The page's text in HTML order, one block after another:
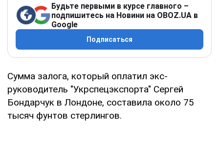
Будьте первыми в курсе главного –
подпишитесь на Новини на OBOZ.UA в
Google
Подписаться
Сумма залога, который оплатил экс-
руководитель "Укрспецэкспорта" Сергей
Бондарчук в Лондоне, составила около 75
тысяч фунтов стерлингов.